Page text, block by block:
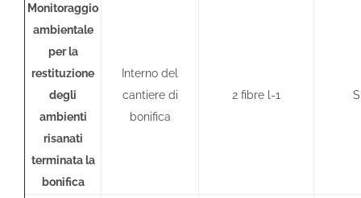
Monitoraggio
ambientale
per la
restituzione
degli
ambienti
risanati
terminata la
bonifica
Interno del
cantiere di
bonifica
2 fibre l-1